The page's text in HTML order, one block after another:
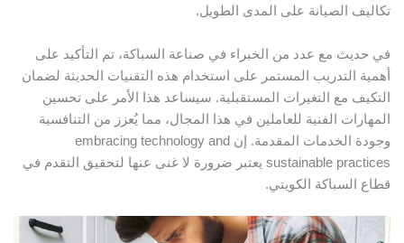
تكاليف الصيانة على المدى الطويل.
في حديث مع عدد من الخبراء في صناعة السباكة، تم التأكيد على
أهمية التدريب المستمر على استخدام هذه التقنيات الحديثة لضمان
التكيف مع التغيرات المستقبلية. سيساعد هذا الأمر على تحسين
المهارات الفنية للعاملين في هذا المجال، مما يُعزز من التنافسية
وجودة الخدمات المقدمة. إن embracing technology and
sustainable practices يعتبر ضرورة لا غنى عنها لتحقيق التقدم في
قطاع السباكة الكويتي.